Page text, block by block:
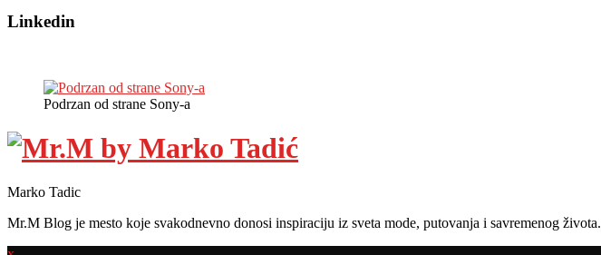
Linkedin
Podrzan od strane Sony-a
Marko Tadic
Mr.M Blog je mesto koje svakodnevno donosi inspiraciju iz sveta mode, putovanja i savremenog života.